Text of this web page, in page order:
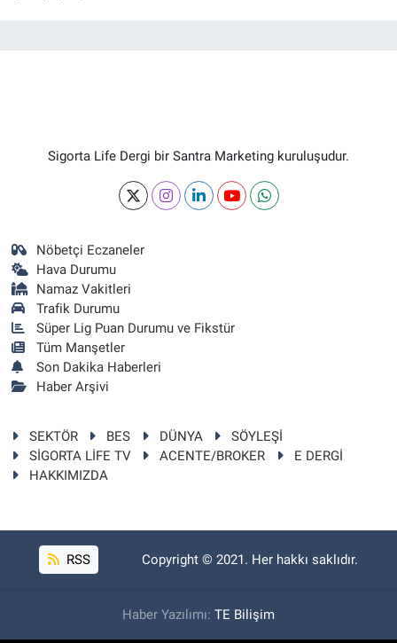
Sigorta Life Dergi bir Santra Marketing kuruluşudur.
Nöbetçi Eczaneler
Hava Durumu
Namaz Vakitleri
Trafik Durumu
Süper Lig Puan Durumu ve Fikstür
Tüm Manşetler
Son Dakika Haberleri
Haber Arşivi
SEKTÖR BES DÜNYA
SÖYLEŞİ
SİGORTA LİFE TV
ACENTE/BROKER
E DERGİ
HAKKIMIZDA
RSS Copyright © 2021. Her hakkı saklıdır.
Haber Yazılımı: TE Bilişim